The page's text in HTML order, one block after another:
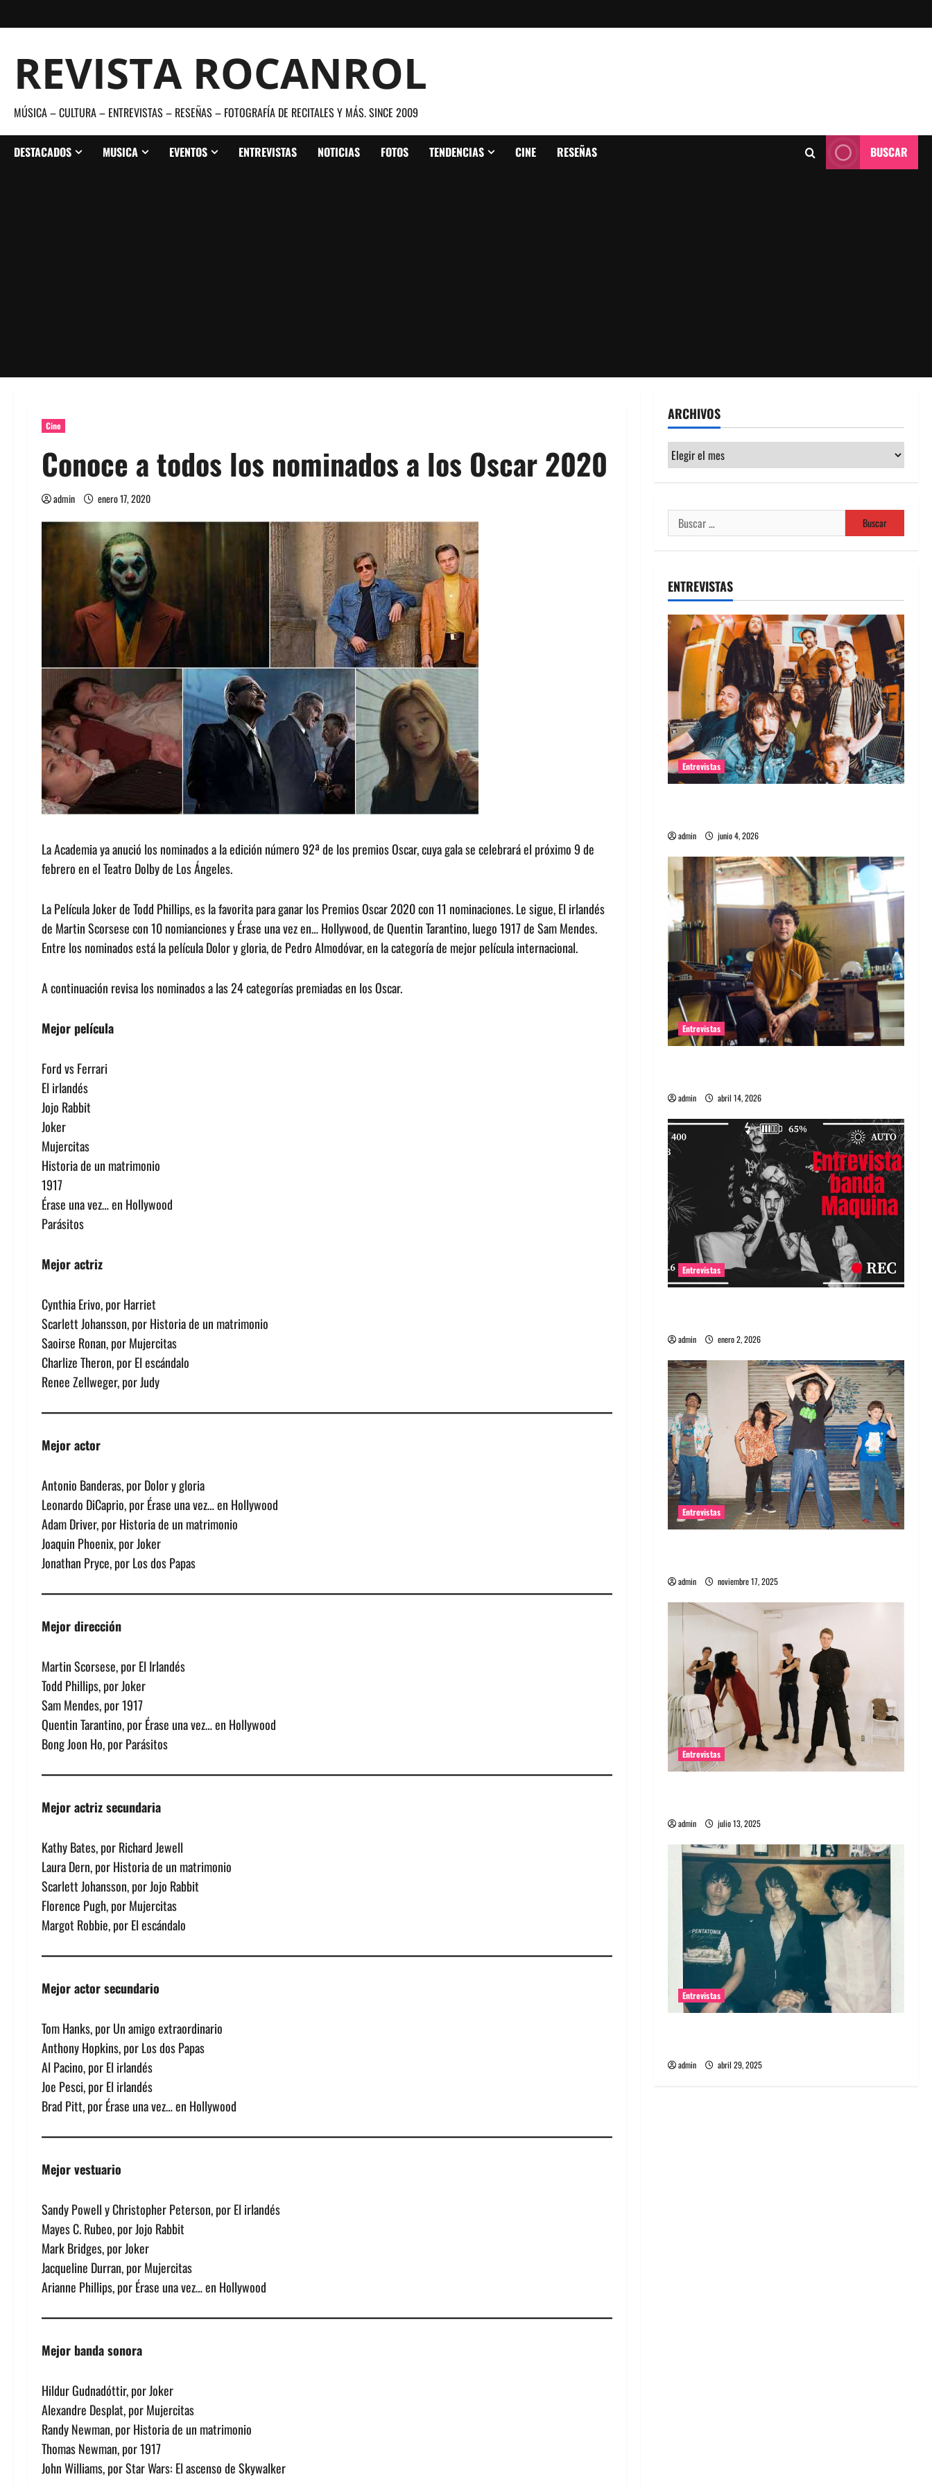
al
REVISTA ROCANROL
MÚSICA – CULTURA – ENTREVISTAS – RESEÑAS – FOTOGRAFÍA DE RECITALES Y MÁS. SINCE 2009
DESTACADOS MUSICA EVENTOS ENTREVISTAS NOTICIAS FOTOS TENDENCIAS CINE RESEÑAS BUSCAR
Cine
Conoce a todos los nominados a los Oscar 2020
admin enero 17, 2020
La Academia ya anució los nominados a la edición número 92ª de los premios Oscar, cuya gala se celebrará el próximo 9 de
febrero en el Teatro Dolby de Los Ángeles.
La Película Joker de Todd Phillips, es la favorita para ganar los Premios Oscar 2020 con 11 nominaciones. Le sigue, El irlandés
de Martin Scorsese con 10 nomianciones y Érase una vez en… Hollywood, de Quentin Tarantino, luego 1917 de Sam Mendes.
Entre los nominados está la película Dolor y gloria, de Pedro Almodóvar, en la categoría de mejor película internacional.
A continuación revisa los nominados a las 24 categorías premiadas en los Oscar.
Mejor película
Ford vs Ferrari
El irlandés
Jojo Rabbit
Joker
Mujercitas
Historia de un matrimonio
1917
Érase una vez… en Hollywood
Parásitos
Mejor actriz
Cynthia Erivo, por Harriet
Scarlett Johansson, por Historia de un matrimonio
Saoirse Ronan, por Mujercitas
Charlize Theron, por El escándalo
Renee Zellweger, por Judy
Mejor actor
Antonio Banderas, por Dolor y gloria
Leonardo DiCaprio, por Érase una vez… en Hollywood
Adam Driver, por Historia de un matrimonio
Joaquin Phoenix, por Joker
Jonathan Pryce, por Los dos Papas
Mejor dirección
Martin Scorsese, por El Irlandés
Todd Phillips, por Joker
Sam Mendes, por 1917
Quentin Tarantino, por Érase una vez… en Hollywood
Bong Joon Ho, por Parásitos
Mejor actriz secundaria
Kathy Bates, por Richard Jewell
Laura Dern, por Historia de un matrimonio
Scarlett Johansson, por Jojo Rabbit
Florence Pugh, por Mujercitas
Margot Robbie, por El escándalo
Mejor actor secundario
Tom Hanks, por Un amigo extraordinario
Anthony Hopkins, por Los dos Papas
Al Pacino, por El irlandés
Joe Pesci, por El irlandés
Brad Pitt, por Érase una vez… en Hollywood
Mejor vestuario
Sandy Powell y Christopher Peterson, por El irlandés
Mayes C. Rubeo, por Jojo Rabbit
Mark Bridges, por Joker
Jacqueline Durran, por Mujercitas
Arianne Phillips, por Érase una vez… en Hollywood
Mejor banda sonora
Hildur Gudnadóttir, por Joker
Alexandre Desplat, por Mujercitas
Randy Newman, por Historia de un matrimonio
Thomas Newman, por 1917
John Williams, por Star Wars: El ascenso de Skywalker
ARCHIVOS
Archivos
Buscar:
ENTREVISTAS
Entrevistas
admin junio 4, 2026
Entrevistas
admin abril 14, 2026
Entrevistas
admin enero 2, 2026
Entrevistas
admin noviembre 17, 2025
Entrevistas
admin julio 13, 2025
Entrevistas
admin abril 29, 2025